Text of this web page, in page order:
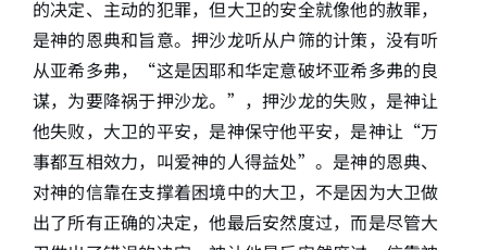
的决定、主动的犯罪，但大卫的安全就像他的赦罪，
是神的恩典和旨意。押沙龙听从户筛的计策，没有听
从亚希多弗，“这是因耶和华定意破坏亚希多弗的良
谋，为要降祸于押沙龙。”，押沙龙的失败，是神让
他失败，大卫的平安，是神保守他平安，是神让“万
事都互相效力，叫爱神的人得益处”。是神的恩典、
对神的信靠在支撑着困境中的大卫，不是因为大卫做
出了所有正确的决定，他最后安然度过，而是尽管大